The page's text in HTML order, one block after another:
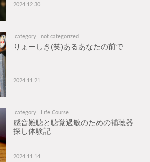
2024.12.30
category : not categorized
りょーしき(笑)あるあなたの前で
2024.11.21
category : Life Course
感音難聴と聴覚過敏のための補聴器
探し体験記
2024.11.14